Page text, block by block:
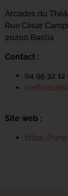
Arcades du
Rue César
20200 Bastia
Contact :
04 95 32 12
Site web :
https://